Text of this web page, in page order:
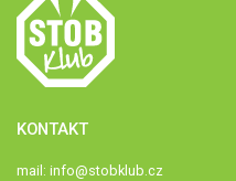
KONTAKT
mail: info@stobklub.cz